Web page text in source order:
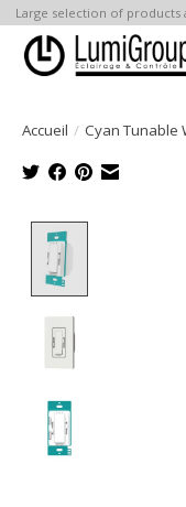
Large selection of products
Accueil / Cyan Tunable